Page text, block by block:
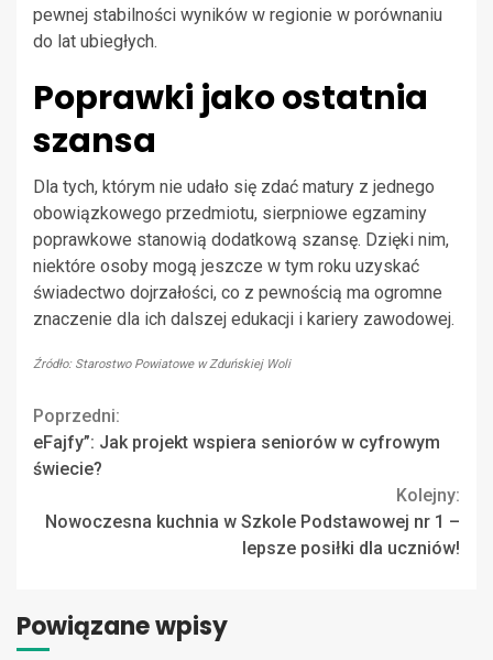
pewnej stabilności wyników w regionie w porównaniu
do lat ubiegłych.
Poprawki jako ostatnia
szansa
Dla tych, którym nie udało się zdać matury z jednego
obowiązkowego przedmiotu, sierpniowe egzaminy
poprawkowe stanowią dodatkową szansę. Dzięki nim,
niektóre osoby mogą jeszcze w tym roku uzyskać
świadectwo dojrzałości, co z pewnością ma ogromne
znaczenie dla ich dalszej edukacji i kariery zawodowej.
Źródło: Starostwo Powiatowe w Zduńskiej Woli
Continue
Reading
Poprzedni:
eFajfy”: Jak projekt wspiera seniorów w cyfrowym
świecie?
Kolejny:
Nowoczesna kuchnia w Szkole Podstawowej nr 1 –
lepsze posiłki dla uczniów!
Powiązane wpisy